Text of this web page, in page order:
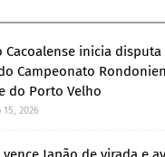
Cacoalense inicia
Campeonato
do Porto Velho
15, 2026